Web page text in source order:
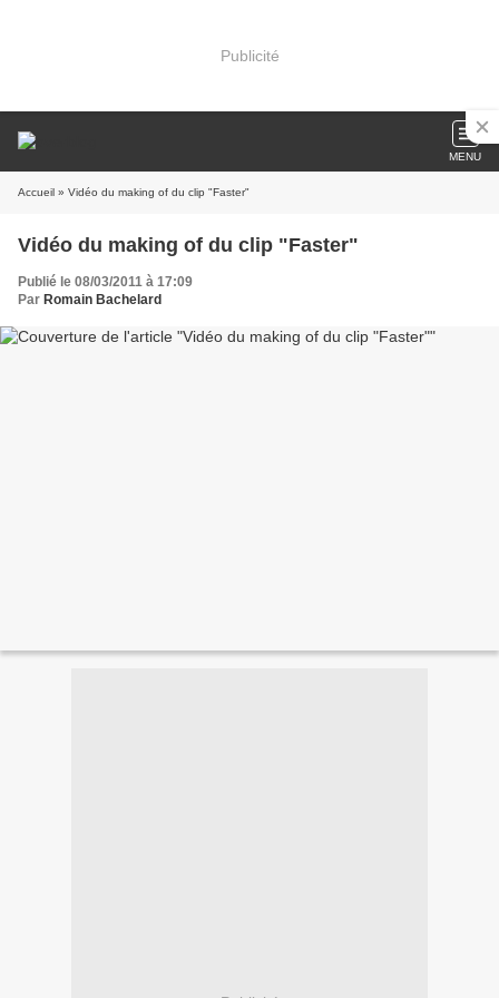
Publicité
MENU
Accueil » Vidéo du making of du clip "Faster"
Vidéo du making of du clip "Faster"
Publié le 08/03/2011 à 17:09
Par Romain Bachelard